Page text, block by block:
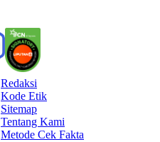
Redaksi
Kode Etik
Sitemap
Tentang Kami
Metode Cek Fakta